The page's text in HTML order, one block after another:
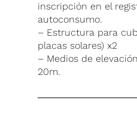
inscripción en el
autoconsumo.
– Estructura para
placas solares) x2
– Medios de
20m.